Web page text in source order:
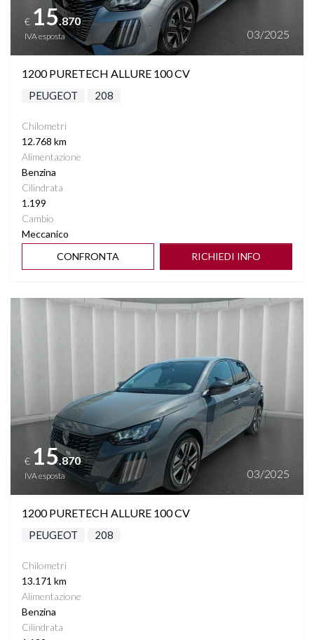
VETRI SCURI
VOLANTE MULTIFUNZIONE
€ 15.870
IVA esposta 03/2025
1200 PURETECH ALLURE 100 CV
PEUGEOT 208
Chilometri
12.768 km
Alimentazione
Benzina
Cilindrata
1.199
Cambio
Meccanico
CONFRONTA
RICHIEDI INFO
Vedi dettagli
€ 15.870
IVA esposta 03/2025
1200 PURETECH ALLURE 100 CV
PEUGEOT 208
Chilometri
13.171 km
Alimentazione
Benzina
Cilindrata